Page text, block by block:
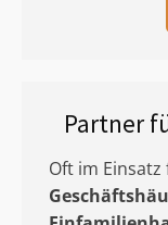
Partner
Oft im